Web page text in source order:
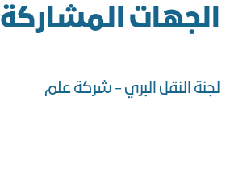
الجهات المشاركة
لجنة النقل البري - شركة علم